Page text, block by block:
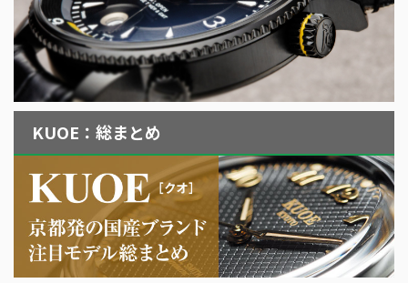
KUOE：総まとめ